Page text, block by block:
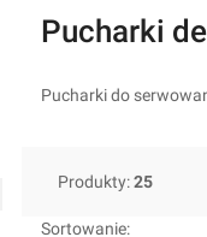
Pucharki
Pucharki do
Produkty:25
Sortowanie: